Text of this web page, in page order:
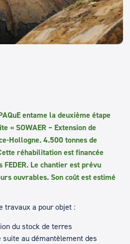
entame la deuxième étape
« SOWAER – Extension de
Hollogne. 4.500 tonnes de
réhabilitation est financée
FEDER. Le chantier est prévu
ouvrables. Son coût est estimé
travaux a pour objet :
du stock de terres
au démantèlement des